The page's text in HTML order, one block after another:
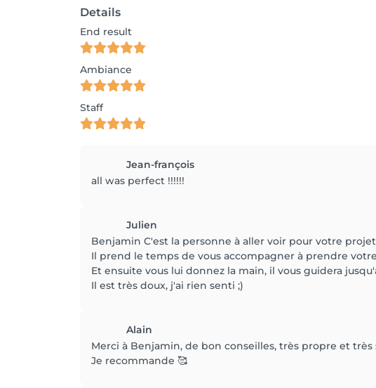
Details
End result
Ambiance
Staff
Jean-françois
all was perfect !!!!!!
Julien
Benjamin C'est la personne à aller voir pour votre
Il prend le temps de vous accompagner à prendre
Et ensuite vous lui donnez la main, il vous guidera
Il est très doux, j'ai rien senti ;)
Alain
Merci à Benjamin, de bon conseilles, très propre et
Je recommande 🥰